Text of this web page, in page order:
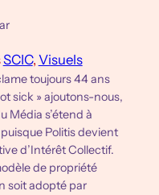
SCIC, Visuels
toujours 44 ans
sick » ajoutons-nous,
Média s’étend à
Politis devient
d’Intérêt Collectif.
de propriété
soit adopté par